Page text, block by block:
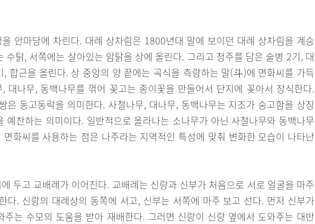
안마당에 차린다. 대례 상차림은 1800년대 말에 보이던 대례 상차림을 계승
수탉, 서쪽에는 살아있는 암탉을 상에 올린다. 그리고 청주를 담은 술병 2기, 대
합근을 올린다. 상 중앙의 양 끝에는 곡식을 측량하는 말(斗)에 면화씨를 가득
대나무, 동백나무를 꺾어 꽂고는 종이꽃을 만들어서 단지에 꽂아서 장식한다.
은 동고동락을 의미한다. 사철나무, 대나무, 동백나무는 지조가 숭고함을 상징
예찬하는 의미이다. 일반적으로 올라나는 소나무가 아닌 사철나무와 동백나무
화씨를 사용하는 점은 나주라는 지역적인 특성에 맞춰 변화한 모습이 나타난
두고 교배례가 이어진다. 교배례는 신랑과 신부가 처음으로 서로 얼굴을 마주
다. 신랑의 대례상의 동쪽에 서고, 신부는 서쪽에 마주 보고 선다. 먼저 신부가
주는 수모의 도움을 받아 재배한다. 그러면 신랑이 신랑 옆에서 도와주는 대반